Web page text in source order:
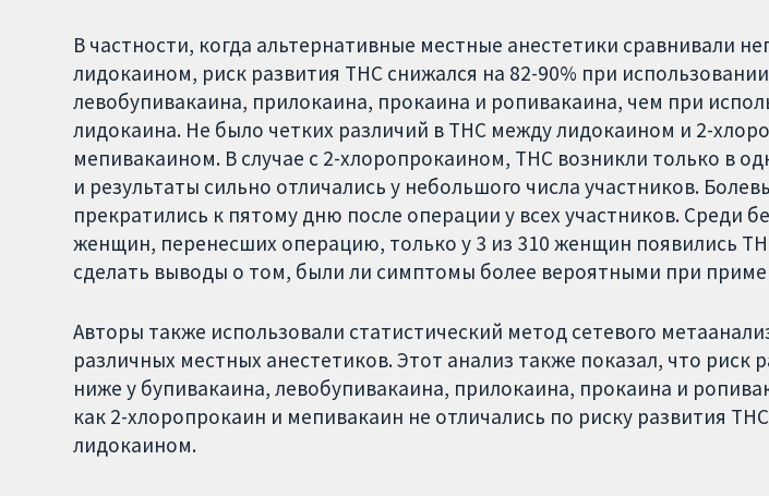
В частности, когда альтернативные местные анестетики сравнивали
лидокаином, риск развития ТНС снижался на 82-90% при
левобупивакаина, прилокаина, прокаина и ропивакаина, чем при
лидокаина. Не было четких различий в ТНС между лидокаином и 2-
мепивакаином. В случае с 2-хлоропрокаином, ТНС возникли только в
и результаты сильно отличались у небольшого числа участников.
прекратились к пятому дню после операции у всех участников. Среди
женщин, перенесших операцию, только у 3 из 310 женщин появились
сделать выводы о том, были ли симптомы более вероятными при
Авторы также использовали статистический метод сетевого
различных местных анестетиков. Этот анализ также показал, что риск
ниже у бупивакаина, левобупивакаина, прилокаина, прокаина и
как 2-хлоропрокаин и мепивакаин не отличались по риску развития
лидокаином.